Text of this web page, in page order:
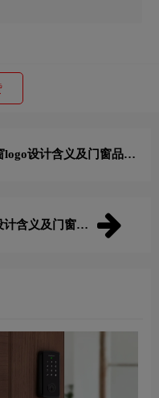
设计含义及门窗品牌
含义及门窗品